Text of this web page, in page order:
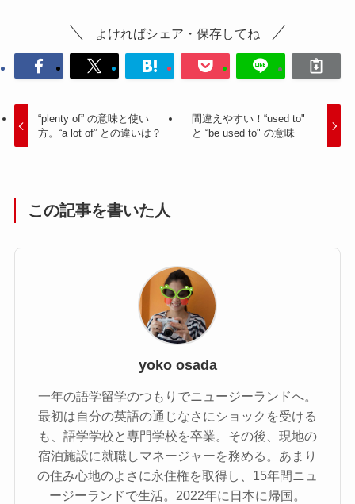
よければシェア・保存してね
“plenty of” の意味と使い
方。“a lot of” との違いは？
間違えやすい！“used to"
と “be used to" の意味
この記事を書いた人
yoko osada
一年の語学留学のつもりでニュージーランドへ。
最初は自分の英語の通じなさにショックを受ける
も、語学学校と専門学校を卒業。その後、現地の
宿泊施設に就職しマネージャーを務める。あまり
の住み心地のよさに永住権を取得し、15年間ニュ
ージーランドで生活。2022年に日本に帰国。